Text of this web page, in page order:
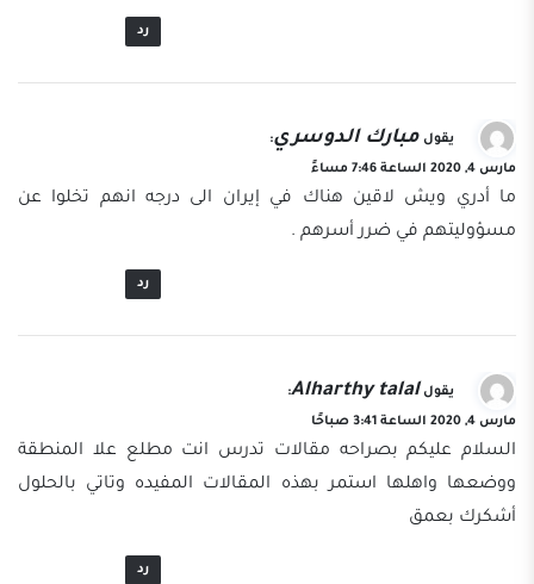
رد
يقول مبارك الدوسري:
مارس 4, 2020 الساعة 7:46 مساءً
ما أدري ويش لاقين هناك في إيران الى درجه انهم تخلوا عن
مسؤوليتهم في ضرر أسرهم .
رد
يقول Alharthy talal
:
مارس 4, 2020 الساعة 3:41 صباحًا
السلام عليكم بصراحه مقالات تدرس انت مطلع علا المنطقة
ووضعها واهلها استمر بهذه المقالات المفيده وتاتي بالحلول
أشكرك بعمق
رد